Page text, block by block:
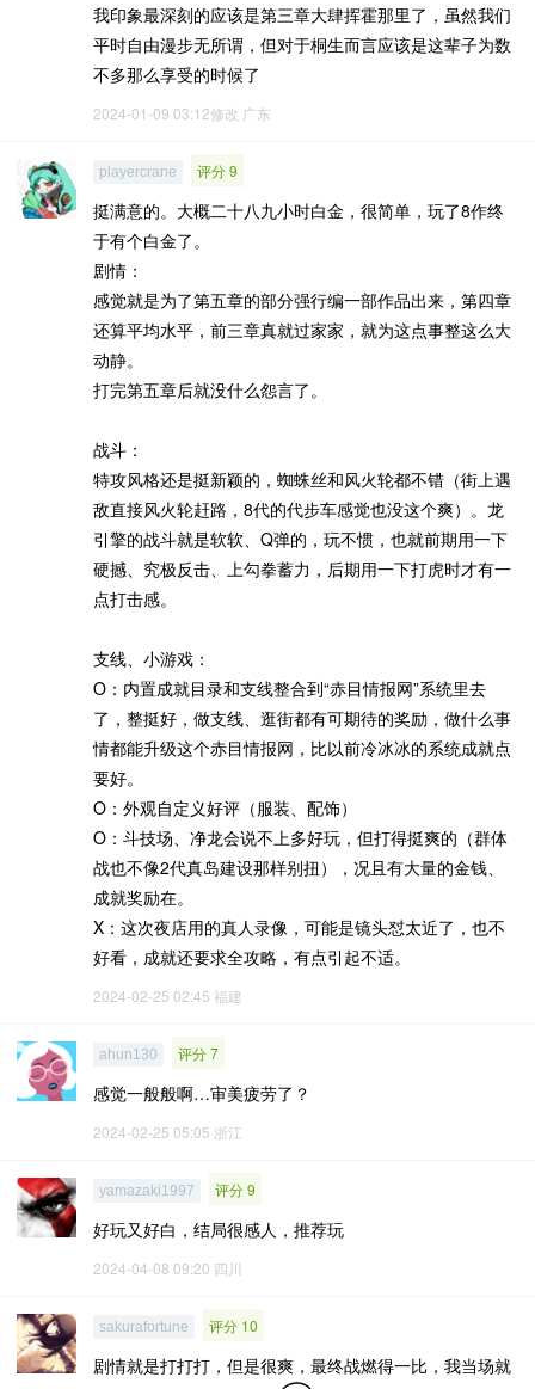
我印象最深刻的应该是第三章大肆挥霍那里了，虽然我们
平时自由漫步无所谓，但对于桐生而言应该是这辈子为数
不多那么享受的时候了
2024-01-09 03:12修改 广东
playercrane 评分 9
挺满意的。大概二十八九小时白金，很简单，玩了8作终
于有个白金了。
剧情：
感觉就是为了第五章的部分强行编一部作品出来，第四章
还算平均水平，前三章真就过家家，就为这点事整这么大
动静。
打完第五章后就没什么怨言了。
战斗：
特攻风格还是挺新颖的，蜘蛛丝和风火轮都不错（街上遇
敌直接风火轮赶路，8代的代步车感觉也没这个爽）。龙
引擎的战斗就是软软、Q弹的，玩不惯，也就前期用一下
硬撼、究极反击、上勾拳蓄力，后期用一下打虎时才有一
点打击感。
支线、小游戏：
O：内置成就目录和支线整合到“赤目情报网”系统里去
了，整挺好，做支线、逛街都有可期待的奖励，做什么事
情都能升级这个赤目情报网，比以前冷冰冰的系统成就点
要好。
O：外观自定义好评（服装、配饰）
O：斗技场、净龙会说不上多好玩，但打得挺爽的（群体
战也不像2代真岛建设那样别扭），况且有大量的金钱、
成就奖励在。
X：这次夜店用的真人录像，可能是镜头怼太近了，也不
好看，成就还要求全攻略，有点引起不适。
2024-02-25 02:45 福建
ahun130 评分 7
感觉一般般啊…审美疲劳了？
2024-02-25 05:05 浙江
yamazaki1997 评分 9
好玩又好白，结局很感人，推荐玩
2024-04-08 09:20 四川
sakurafortune 评分 10
剧情就是打打打，但是很爽，最终战燃得一比，我当场就